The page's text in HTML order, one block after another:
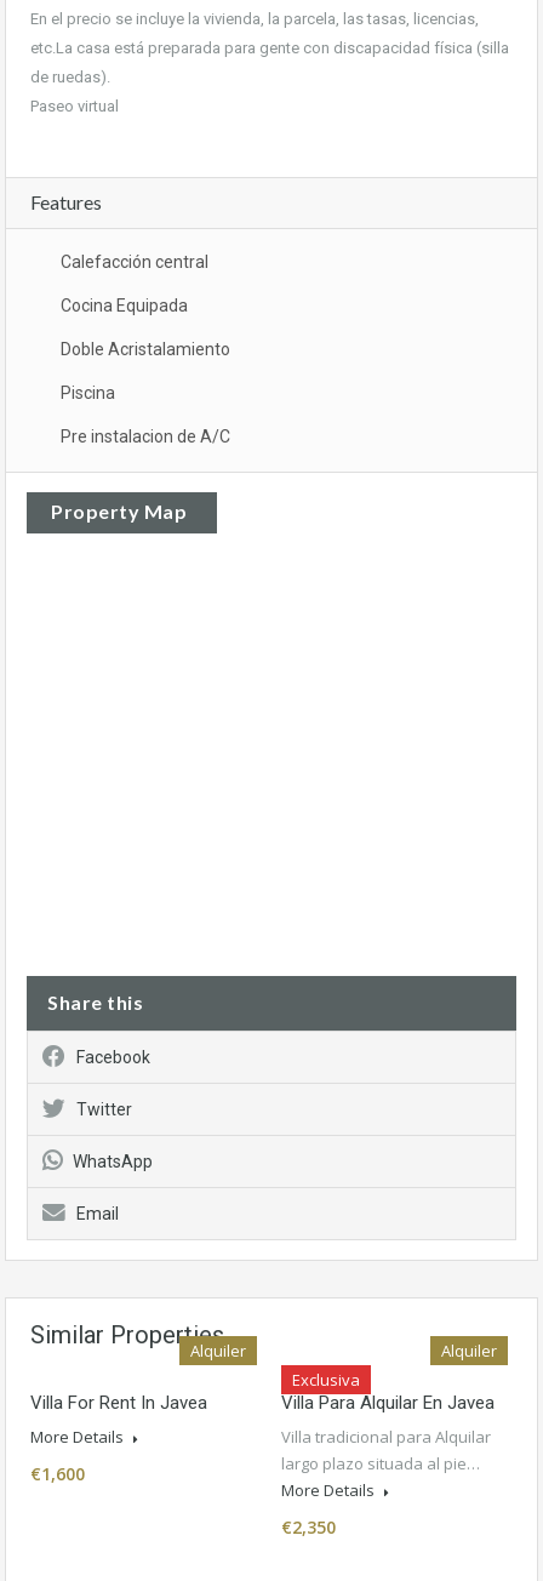
En el precio se incluye la vivienda, la parcela, las tasas, licencias,
etc.La casa está preparada para gente con discapacidad física (silla
de ruedas).
Paseo virtual
Features
Calefacción central
Cocina Equipada
Doble Acristalamiento
Piscina
Pre instalacion de A/C
Property Map
Share this
Facebook
Twitter
WhatsApp
Email
Similar Properties
Alquiler
Villa For Rent In Javea
More Details
€1,600
Exclusiva
Alquiler
Villa Para Alquilar En Javea
Villa tradicional para Alquilar
largo plazo situada al pie…
More Details
€2,350